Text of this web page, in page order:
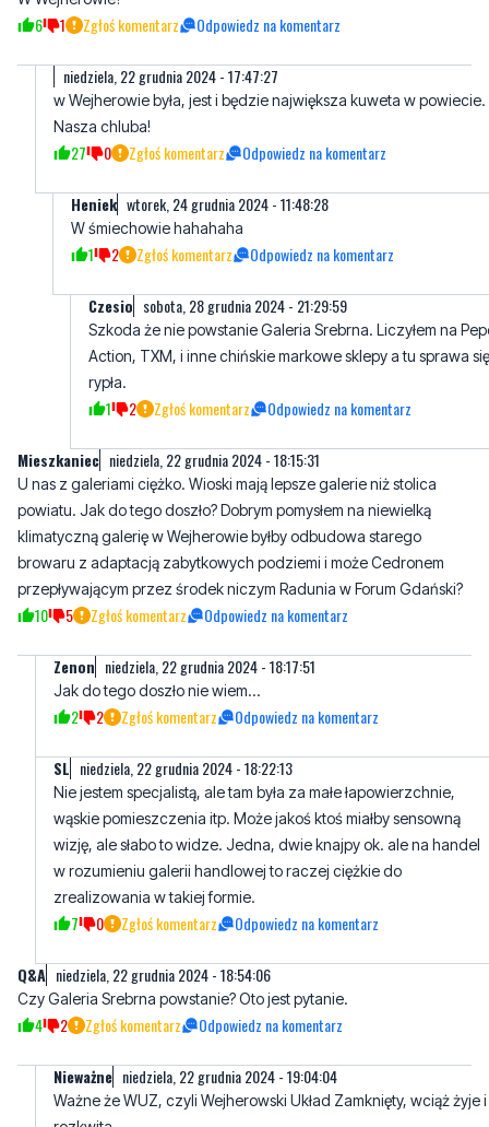
6 1 Zgłoś komentarz Odpowiedz na komentarz
niedziela, 22 grudnia 2024 - 17:47:27
w Wejherowie była, jest i będzie największa kuweta w powiecie.
Nasza chluba!
27 0 Zgłoś komentarz Odpowiedz na komentarz
Heniek wtorek, 24 grudnia 2024 - 11:48:28
W śmiechowie hahahaha
1 2 Zgłoś komentarz Odpowiedz na komentarz
Czesio sobota, 28 grudnia 2024 - 21:29:59
Szkoda że nie powstanie Galeria Srebrna. Liczyłem na
Action, TXM, i inne chińskie markowe sklepy a tu sprawa się
rypła.
1 2 Zgłoś komentarz Odpowiedz na komentarz
Mieszkaniec niedziela, 22 grudnia 2024 - 18:15:31
U nas z galeriami ciężko. Wioski mają lepsze galerie niż stolica
powiatu. Jak do tego doszło? Dobrym pomysłem na niewielką
klimatyczną galerię w Wejherowie byłby odbudowa starego
browaru z adaptacją zabytkowych podziemi i może Cedronem
przepływającym przez środek niczym Radunia w Forum Gdański?
10 5 Zgłoś komentarz Odpowiedz na komentarz
Zenon niedziela, 22 grudnia 2024 - 18:17:51
Jak do tego doszło nie wiem...
2 2 Zgłoś komentarz Odpowiedz na komentarz
SL niedziela, 22 grudnia 2024 - 18:22:13
Nie jestem specjalistą, ale tam była za małe łapowierzchnie,
wąskie pomieszczenia itp. Może jakoś ktoś miałby sensowną
wizję, ale słabo to widze. Jedna, dwie knajpy ok. ale na handel
w rozumieniu galerii handlowej to raczej ciężkie do
zrealizowania w takiej formie.
7 0 Zgłoś komentarz Odpowiedz na komentarz
Q&A niedziela, 22 grudnia 2024 - 18:54:06
Czy Galeria Srebrna powstanie? Oto jest pytanie.
4 2 Zgłoś komentarz Odpowiedz na komentarz
Nieważne niedziela, 22 grudnia 2024 - 19:04:04
Ważne że WUZ, czyli Wejherowski Układ Zamknięty, wciąż żyje i